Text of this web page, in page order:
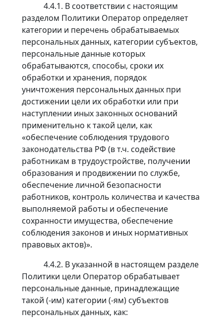
4.4.1. В соответствии с настоящим
разделом Политики Оператор определяет
категории и перечень обрабатываемых
персональных данных, категории субъектов,
персональные данные которых
обрабатываются, способы, сроки их
обработки и хранения, порядок
уничтожения персональных данных при
достижении цели их обработки или при
наступлении иных законных оснований
применительно к такой цели, как
«обеспечение соблюдения трудового
законодательства РФ (в т.ч. содействие
работникам в трудоустройстве, получении
образования и продвижении по службе,
обеспечение личной безопасности
работников, контроль количества и качества
выполняемой работы и обеспечение
сохранности имущества, обеспечение
соблюдения законов и иных нормативных
правовых актов)».
4.4.2. В указанной в настоящем разделе
Политики цели Оператор обрабатывает
персональные данные, принадлежащие
такой (-им) категории (-ям) субъектов
персональных данных, как: